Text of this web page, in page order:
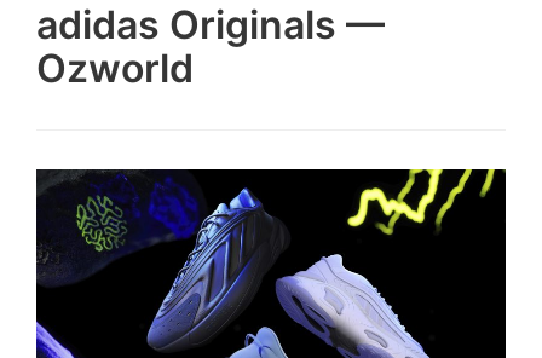
adidas Originals —
Ozworld